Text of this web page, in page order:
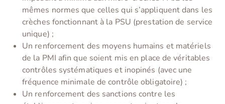
mêmes normes que celles qui s’appliquent dans les
crèches fonctionnant à la PSU (prestation de service
unique) ;
Un renforcement des moyens humains et matériels
de la PMI afin que soient mis en place de véritables
contrôles systématiques et inopinés (avec une
fréquence minimale de contrôle obligatoire) ;
Un renforcement des sanctions contre les